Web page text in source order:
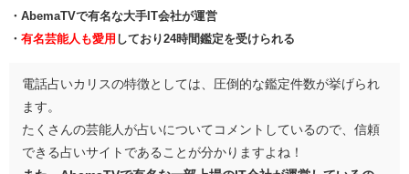
・AbemaTVで有名な大手IT会社が運営
・ 有名芸能人も愛用 しており24時間鑑定を受けられる
電話占いカリスの特徴としては、圧倒的な鑑定件数が挙げられ
ます。
たくさんの芸能人が占いについてコメントしているので、信頼
できる占いサイトであることが分かりますよね！